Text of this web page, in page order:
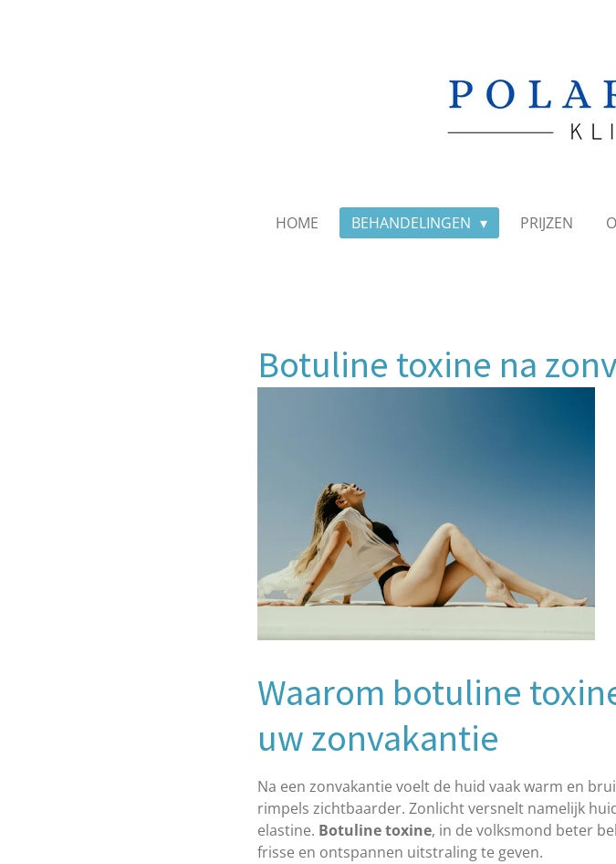
HOME BEHANDELINGEN PRIJZEN
Botuline toxine na
Waarom botuline
uw zonvakantie
Na een zonvakantie voelt de huid vaak warm en
rimpels zichtbaarder. Zonlicht versnelt namelijk
elastine. Botuline toxine, in de volksmond beter
frisse en ontspannen uitstraling te geven.